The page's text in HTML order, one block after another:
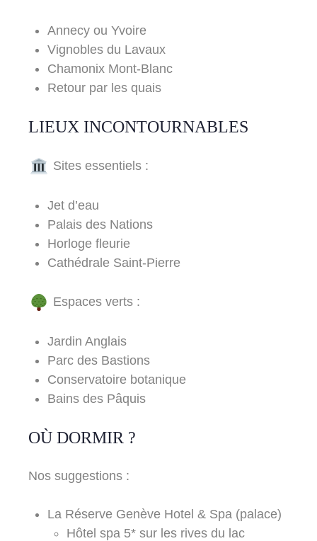
Annecy ou Yvoire
Vignobles du Lavaux
Chamonix Mont-Blanc
Retour par les quais
LIEUX INCONTOURNABLES
Sites essentiels :
Jet d’eau
Palais des Nations
Horloge fleurie
Cathédrale Saint-Pierre
Espaces verts :
Jardin Anglais
Parc des Bastions
Conservatoire botanique
Bains des Pâquis
OÙ DORMIR ?
Nos suggestions :
La Réserve Genève Hotel & Spa (palace)
Hôtel spa 5* sur les rives du lac